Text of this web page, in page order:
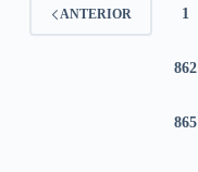
ANTERIOR 1
862
865